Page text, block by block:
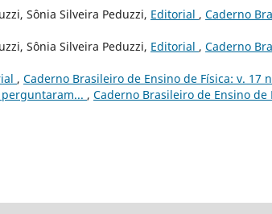
Sônia Silveira Peduzzi, Editorial , Caderno
Sônia Silveira Peduzzi, Editorial , Caderno
, Caderno Brasileiro de Ensino de Física: v. 17
perguntaram... , Caderno Brasileiro de Ensino de